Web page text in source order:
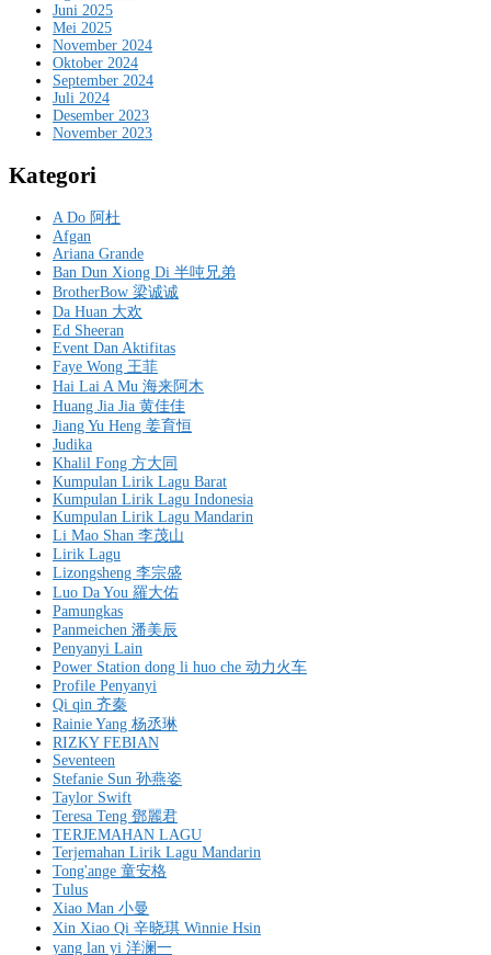
Juni 2025
Mei 2025
November 2024
Oktober 2024
September 2024
Juli 2024
Desember 2023
November 2023
Kategori
A Do 阿杜
Afgan
Ariana Grande
Ban Dun Xiong Di 半吨兄弟
BrotherBow 梁诚诚
Da Huan 大欢
Ed Sheeran
Event Dan Aktifitas
Faye Wong 王菲
Hai Lai A Mu 海来阿木
Huang Jia Jia 黄佳佳
Jiang Yu Heng 姜育恒
Judika
Khalil Fong 方大同
Kumpulan Lirik Lagu Barat
Kumpulan Lirik Lagu Indonesia
Kumpulan Lirik Lagu Mandarin
Li Mao Shan 李茂山
Lirik Lagu
Lizongsheng 李宗盛
Luo Da You 羅大佑
Pamungkas
Panmeichen 潘美辰
Penyanyi Lain
Power Station dong li huo che 动力火车
Profile Penyanyi
Qi qin 齐秦
Rainie Yang 杨丞琳
RIZKY FEBIAN
Seventeen
Stefanie Sun 孙燕姿
Taylor Swift
Teresa Teng 鄧麗君
TERJEMAHAN LAGU
Terjemahan Lirik Lagu Mandarin
Tong'ange 童安格
Tulus
Xiao Man 小曼
Xin Xiao Qi 辛晓琪 Winnie Hsin
yang lan yi 洋澜一